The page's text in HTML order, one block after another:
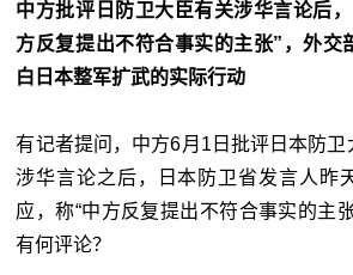
中方批评日防卫大臣有关涉华言论后
方反复提出不符合事实的主张”，外交
白日本整军扩武的实际行动
有记者提问，中方6月1日批评日本防
涉华言论之后，日本防卫省发言人昨
应，称“中方反复提出不符合事实的主
有何评论？